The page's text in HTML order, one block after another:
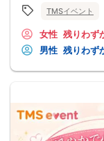
TMSイベント
女性 残りわず
男性 残りわず